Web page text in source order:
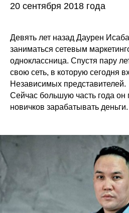
20 сентября 2018 года
Девять лет назад Даурен
заниматься сетевым
одноклассница. Спустя пару
свою сеть, в которую сегодня
Независимых представителей.
Сейчас большую часть года он
новичков зарабатывать деньги.